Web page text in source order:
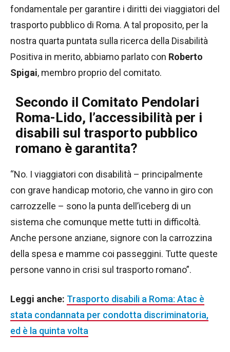
fondamentale per garantire i diritti dei viaggiatori del
trasporto pubblico di Roma. A tal proposito, per la
nostra quarta puntata sulla ricerca della Disabilità
Positiva in merito, abbiamo parlato con Roberto
Spigai, membro proprio del comitato.
Secondo il Comitato Pendolari
Roma-Lido, l’accessibilità per i
disabili sul trasporto pubblico
romano è garantita?
“No. I viaggiatori con disabilità – principalmente
con grave handicap motorio, che vanno in giro con
carrozzelle – sono la punta dell’iceberg di un
sistema che comunque mette tutti in difficoltà.
Anche persone anziane, signore con la carrozzina
della spesa e mamme coi passeggini. Tutte queste
persone vanno in crisi sul trasporto romano”.
Leggi anche: Trasporto disabili a Roma: Atac è
stata condannata per condotta discriminatoria,
ed è la quinta volta